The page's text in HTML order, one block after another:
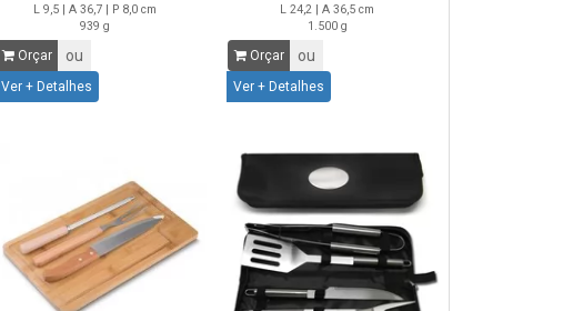
L 9,5 | A 36,7 | P 8,0 cm
939 g
Orçar ou
Ver + Detalhes
L 24,2 | A 36,5 cm
1.500 g
Orçar ou
Ver + Detalhes